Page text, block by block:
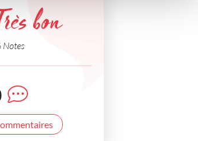
bon
Notes